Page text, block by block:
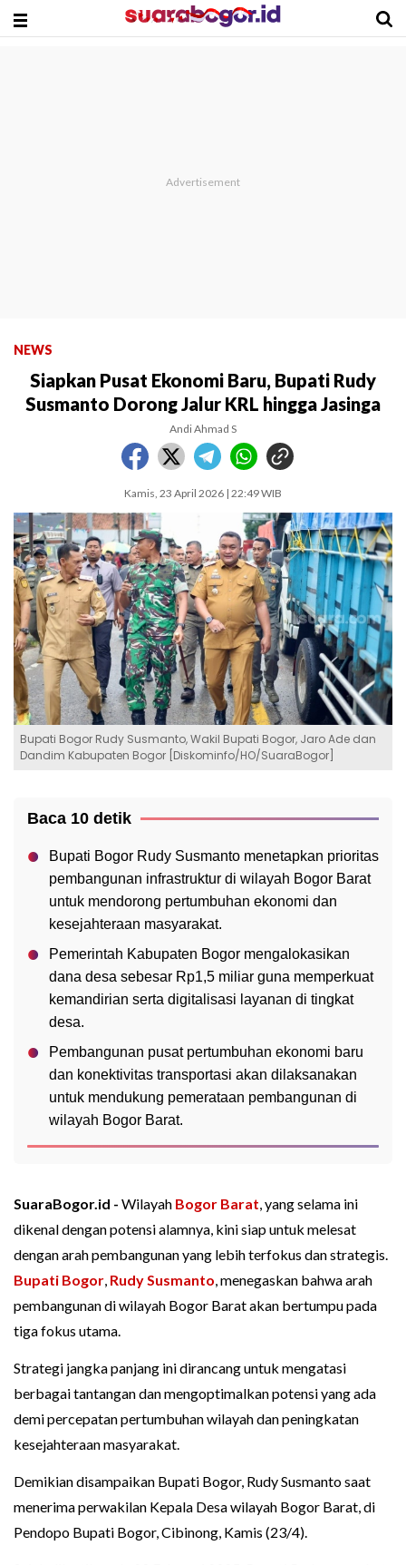
NEWS
Siapkan Pusat Ekonomi Baru, Bupati Rudy
Susmanto Dorong Jalur KRL hingga Jasinga
Andi Ahmad S
Kamis, 23 April 2026 | 22:49 WIB
Bupati Bogor Rudy Susmanto, Wakil Bupati Bogor, Jaro Ade dan
Dandim Kabupaten Bogor [Diskominfo/HO/SuaraBogor]
Baca 10 detik
Bupati Bogor Rudy Susmanto menetapkan prioritas
pembangunan infrastruktur di wilayah Bogor Barat
untuk mendorong pertumbuhan ekonomi dan
kesejahteraan masyarakat.
Pemerintah Kabupaten Bogor mengalokasikan
dana desa sebesar Rp1,5 miliar guna memperkuat
kemandirian serta digitalisasi layanan di tingkat
desa.
Pembangunan pusat pertumbuhan ekonomi baru
dan konektivitas transportasi akan dilaksanakan
untuk mendukung pemerataan pembangunan di
wilayah Bogor Barat.
SuaraBogor.id - Wilayah Bogor Barat, yang selama ini
dikenal dengan potensi alamnya, kini siap untuk melesat
dengan arah pembangunan yang lebih terfokus dan strategis.
Bupati Bogor, Rudy Susmanto, menegaskan bahwa arah
pembangunan di wilayah Bogor Barat akan bertumpu pada
tiga fokus utama.
Strategi jangka panjang ini dirancang untuk mengatasi
berbagai tantangan dan mengoptimalkan potensi yang ada
demi percepatan pertumbuhan wilayah dan peningkatan
kesejahteraan masyarakat.
Demikian disampaikan Bupati Bogor, Rudy Susmanto saat
menerima perwakilan Kepala Desa wilayah Bogor Barat, di
Pendopo Bupati Bogor, Cibinong, Kamis (23/4).